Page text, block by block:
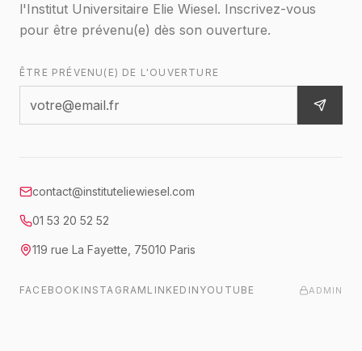
l'Institut Universitaire Elie Wiesel. Inscrivez-vous
pour être prévenu(e) dès son ouverture.
ÊTRE PRÉVENU(E) DE L'OUVERTURE
contact@instituteliewiesel.com
01 53 20 52 52
119 rue La Fayette 75010 Paris
FACEBOOK INSTAGRAM LINKEDIN YOUTUBE ADMIN